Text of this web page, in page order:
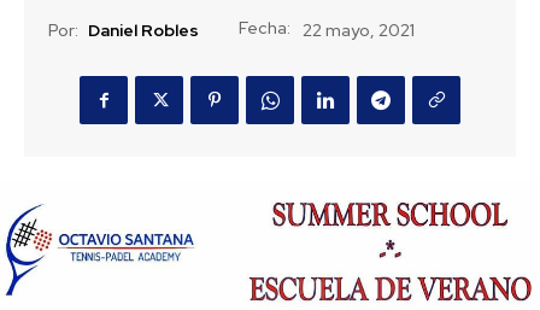
Por: Daniel Robles Fecha: 22 mayo, 2021